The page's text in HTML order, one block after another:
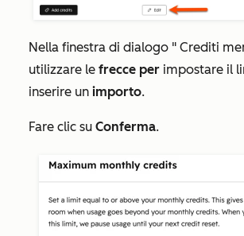
Nella finestra di dialogo " Crediti
utilizzare le frecce per impostare il
inserire un importo.
Fare clic su Conferma.